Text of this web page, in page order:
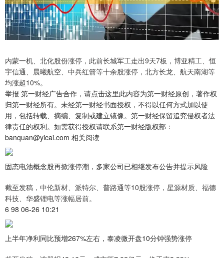
内蒙一机、北化股份涨停，此前长城军工走出9天7板，博亚精工、恒
宇信通、晨曦航空、中兵红箭等十余股涨停，北方长龙、航天南湖等
均涨超10%。
举报 第一财经广告合作，请点击这里此内容为第一财经原创，著作权
归第一财经所有。未经第一财经书面授权，不得以任何方式加以使
用，包括转载、摘编、复制或建立镜像。第一财经保留追究侵权者法
律责任的权利。如需获得授权请联系第一财经版权部：
banquan@yicai.com 相关阅读
固态电池概念股再掀涨停潮，多家公司已相继发布公告并提示风险
截至发稿，中伦新材、派特尔、普路通等10股涨停，星源材质、福德
科技、华盛锂电等涨幅居前。
6 98 06-26 10:21
上半年净利同比预增267%左右，泰凌微开盘10分钟强势涨停